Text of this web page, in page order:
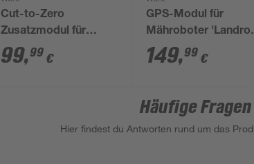
Cut-to-Zero
Zusatzmodul für
Mähroboter 'Landroid
Vision Cloud'
99,99 €
GPS-Modul für
Mähroboter
Vision Cloud'
149,99 €
Häufige
Hier findest du Antworten rund um das